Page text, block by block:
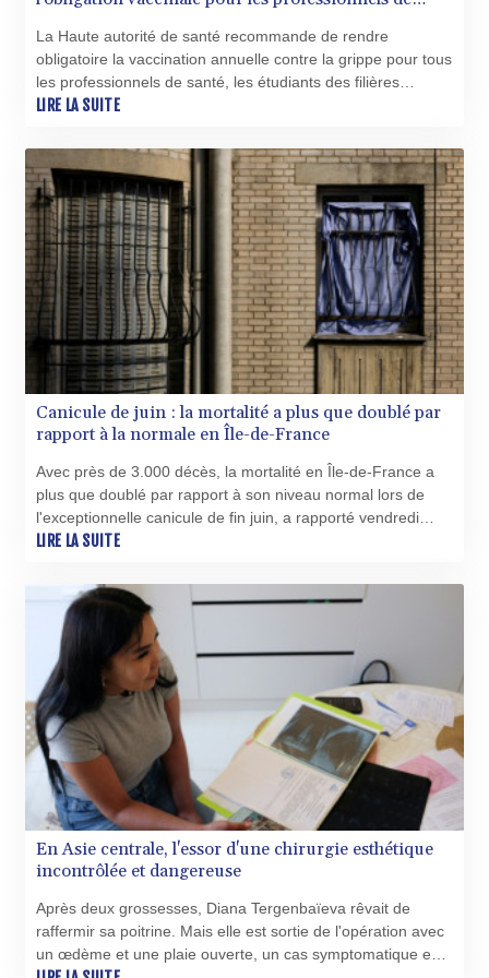
PLN 4.298905
PYG 6864.462226
QAR 4.218488
RUB 93.874598
RWF 1695.26719
SAR 4.334528
SBD 9.313251
SCR 16.730066
SDG 693.14483
SEK 10.923534
SGD 1.479794
SLE 28.393616
SOS 659.54833
SRD 43.479949
STD 23891.567097
SVC 10.097253
SZL 18.807445
THB 38.149235
TND 3.384764
TZS 3058.878269
UAH 51.673876
UGX 4298.663235
USD 1.154295
UYU 46.47656
UZS 13752.982139
VES 870.581951
VND 30282.918056
WST 3.15032
XAF 655.905615
XAG 0.018708
La Haute autorité de santé recommande de rendre
obligatoire la vaccination annuelle contre la grippe pour tous
les professionnels de santé, les étudiants des filières
médicales et paramédicales ainsi que les personnels des
âgées, dans un avis très attendu publié lundi.
LIRE LA SUITE
Canicule de juin : la mortalité a plus que doublé par
rapport à la normale en Île-de-France
Avec près de 3.000 décès, la mortalité en Île-de-France a
plus que doublé par rapport à son niveau normal lors de
l'exceptionnelle canicule de fin juin, a rapporté vendredi
l'agence Santé publique France dans un bilan régional,
LIRE LA SUITE
En Asie centrale, l'essor d'une chirurgie esthétique
incontrôlée et dangereuse
Après deux grossesses, Diana Tergenbaïeva rêvait de
raffermir sa poitrine. Mais elle est sortie de l'opération avec
un œdème et une plaie ouverte, un cas symptomatique en